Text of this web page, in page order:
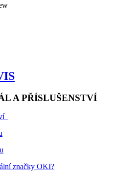
A PŘÍSLUŠENSTVÍ
značky OKI?